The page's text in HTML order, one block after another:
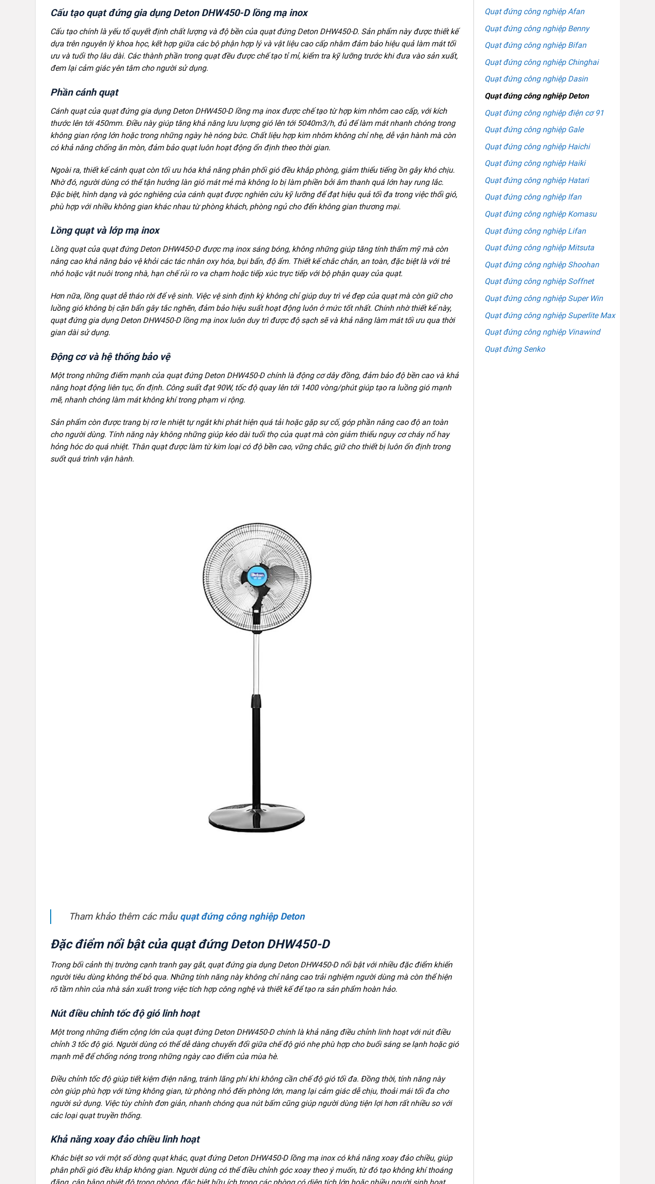
Cấu tạo quạt đứng gia dụng Deton DHW450-D lồng mạ inox
Cấu tạo chính là yếu tố quyết định chất lượng và độ bền của quạt đứng Deton DHW450-D. Sản phẩm này được thiết kế
dựa trên nguyên lý khoa học, kết hợp giữa các bộ phận hợp lý và vật liệu cao cấp nhằm đảm bảo hiệu quả làm mát tối
ưu và tuổi thọ lâu dài. Các thành phần trong quạt đều được chế tạo tỉ mỉ, kiểm tra kỹ lưỡng trước khi đưa vào sản xuất,
đem lại cảm giác yên tâm cho người sử dụng.
Phần cánh quạt
Cánh quạt của quạt đứng gia dụng Deton DHW450-D lồng mạ inox được chế tạo từ hợp kim nhôm cao cấp, với kích
thước lên tới 450mm. Điều này giúp tăng khả năng lưu lượng gió lên tới 5040m3/h, đủ để làm mát nhanh chóng trong
không gian rộng lớn hoặc trong những ngày hè nóng bức. Chất liệu hợp kim nhôm không chỉ nhẹ, dễ vận hành mà còn
có khả năng chống ăn mòn, đảm bảo quạt luôn hoạt động ổn định theo thời gian.
Ngoài ra, thiết kế cánh quạt còn tối ưu hóa khả năng phân phối gió đều khắp phòng, giảm thiểu tiếng ồn gây khó chịu.
Nhờ đó, người dùng có thể tận hưởng làn gió mát mẻ mà không lo bị làm phiền bởi âm thanh quá lớn hay rung lắc.
Đặc biệt, hình dạng và góc nghiêng của cánh quạt được nghiên cứu kỹ lưỡng để đạt hiệu quả tối đa trong việc thổi gió,
phù hợp với nhiều không gian khác nhau từ phòng khách, phòng ngủ cho đến không gian thương mại.
Lồng quạt và lớp mạ inox
Lồng quạt của quạt đứng Deton DHW450-D được mạ inox sáng bóng, không những giúp tăng tính thẩm mỹ mà còn
nâng cao khả năng bảo vệ khỏi các tác nhân oxy hóa, bụi bẩn, độ ẩm. Thiết kế chắc chắn, an toàn, đặc biệt là với trẻ
nhỏ hoặc vật nuôi trong nhà, hạn chế rủi ro va chạm hoặc tiếp xúc trực tiếp với bộ phận quay của quạt.
Hơn nữa, lồng quạt dễ tháo rời để vệ sinh. Việc vệ sinh định kỳ không chỉ giúp duy trì vẻ đẹp của quạt mà còn giữ cho
luồng gió không bị cặn bẩn gây tắc nghẽn, đảm bảo hiệu suất hoạt động luôn ở mức tốt nhất. Chính nhờ thiết kế này,
quạt đứng gia dụng Deton DHW450-D lồng mạ inox luôn duy trì được độ sạch sẽ và khả năng làm mát tối ưu qua thời
gian dài sử dụng.
Động cơ và hệ thống bảo vệ
Một trong những điểm mạnh của quạt đứng Deton DHW450-D chính là động cơ dây đồng, đảm bảo độ bền cao và khả
năng hoạt động liên tục, ổn định. Công suất đạt 90W, tốc độ quay lên tới 1400 vòng/phút giúp tạo ra luồng gió mạnh
mẽ, nhanh chóng làm mát không khí trong phạm vi rộng.
Sản phẩm còn được trang bị rơ le nhiệt tự ngắt khi phát hiện quá tải hoặc gặp sự cố, góp phần nâng cao độ an toàn
cho người dùng. Tính năng này không những giúp kéo dài tuổi thọ của quạt mà còn giảm thiểu nguy cơ cháy nổ hay
hỏng hóc do quá nhiệt. Thân quạt được làm từ kim loại có độ bền cao, vững chắc, giữ cho thiết bị luôn ổn định trong
suốt quá trình vận hành.
Tham khảo thêm các mẫu quạt đứng công nghiệp Deton
Đặc điểm nổi bật của quạt đứng Deton DHW450-D
Trong bối cảnh thị trường cạnh tranh gay gắt, quạt đứng gia dụng Deton DHW450-D nổi bật với nhiều đặc điểm khiến
người tiêu dùng không thể bỏ qua. Những tính năng này không chỉ nâng cao trải nghiệm người dùng mà còn thể hiện
rõ tầm nhìn của nhà sản xuất trong việc tích hợp công nghệ và thiết kế để tạo ra sản phẩm hoàn hảo.
Nút điều chỉnh tốc độ gió linh hoạt
Một trong những điểm cộng lớn của quạt đứng Deton DHW450-D chính là khả năng điều chỉnh linh hoạt với nút điều
chỉnh 3 tốc độ gió. Người dùng có thể dễ dàng chuyển đổi giữa chế độ gió nhẹ phù hợp cho buổi sáng se lạnh hoặc gió
mạnh mẽ để chống nóng trong những ngày cao điểm của mùa hè.
Điều chỉnh tốc độ giúp tiết kiệm điện năng, tránh lãng phí khi không cần chế độ gió tối đa. Đồng thời, tính năng này
còn giúp phù hợp với từng không gian, từ phòng nhỏ đến phòng lớn, mang lại cảm giác dễ chịu, thoải mái tối đa cho
người sử dụng. Việc tùy chỉnh đơn giản, nhanh chóng qua nút bấm cũng giúp người dùng tiện lợi hơn rất nhiều so với
các loại quạt truyền thống.
Khả năng xoay đảo chiều linh hoạt
Khác biệt so với một số dòng quạt khác, quạt đứng Deton DHW450-D lồng mạ inox có khả năng xoay đảo chiều, giúp
phân phối gió đều khắp không gian. Người dùng có thể điều chỉnh góc xoay theo ý muốn, từ đó tạo không khí thoáng
Quạt đứng công nghiệp Afan
Quạt đứng công nghiệp Benny
Quạt đứng công nghiệp Bifan
Quạt đứng công nghiệp Chinghai
Quạt đứng công nghiệp Dasin
Quạt đứng công nghiệp Deton
Quạt đứng công nghiệp điện cơ 91
Quạt đứng công nghiệp Gale
Quạt đứng công nghiệp Haichi
Quạt đứng công nghiệp Haiki
Quạt đứng công nghiệp Hatari
Quạt đứng công nghiệp Ifan
Quạt đứng công nghiệp Komasu
Quạt đứng công nghiệp Lifan
Quạt đứng công nghiệp Mitsuta
Quạt đứng công nghiệp Shoohan
Quạt đứng công nghiệp Soffnet
Quạt đứng công nghiệp Super Win
Quạt đứng công nghiệp Superlite Max
Quạt đứng công nghiệp Vinawind
Quạt đứng Senko